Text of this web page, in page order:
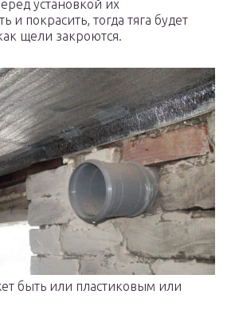
установкой их
и покрасить, тогда тяга будет
щели закроются.
быть или пластиковым или